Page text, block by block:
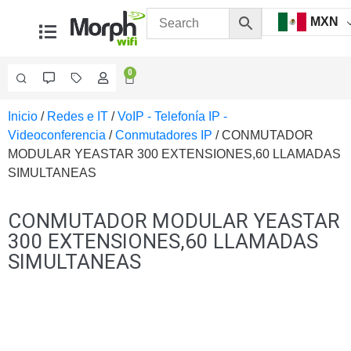
MXN
0
Videovigilancia
Accesorios
Generales
Accesorios
FibraAccesorios
para
Computadora
y
Inicio / Redes e IT /VoIP - Telefonía IP -
Videoconferencia /Conmutadores IP / CONMUTADOR
MODULAR YEASTAR 300 EXTENSIONES,60 LLAMADAS
SIMULTANEAS
CONMUTADOR MODULAR YEASTAR
300 EXTENSIONES,60 LLAMADAS
SIMULTANEAS